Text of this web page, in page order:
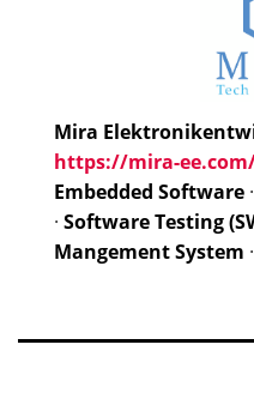
Mira
https://mira-
Embedded Software ·
· Software Testing
Mangement System ·